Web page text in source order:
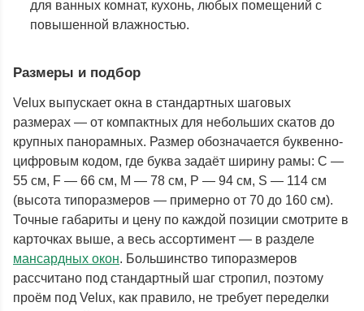
для ванных комнат, кухонь, любых помещений с
повышенной влажностью.
Размеры и подбор
Velux выпускает окна в стандартных шаговых
размерах — от компактных для небольших скатов до
крупных панорамных. Размер обозначается буквенно-
цифровым кодом, где буква задаёт ширину рамы: C —
55 см, F — 66 см, M — 78 см, P — 94 см, S — 114 см
(высота типоразмеров — примерно от 70 до 160 см).
Точные габариты и цену по каждой позиции смотрите в
карточках выше, а весь ассортимент — в разделе
мансардных окон. Большинство типоразмеров
рассчитано под стандартный шаг стропил, поэтому
проём под Velux, как правило, не требует переделки